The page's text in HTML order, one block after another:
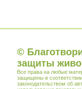
©
защиты
Все права на любые
защищены в
законодательством об